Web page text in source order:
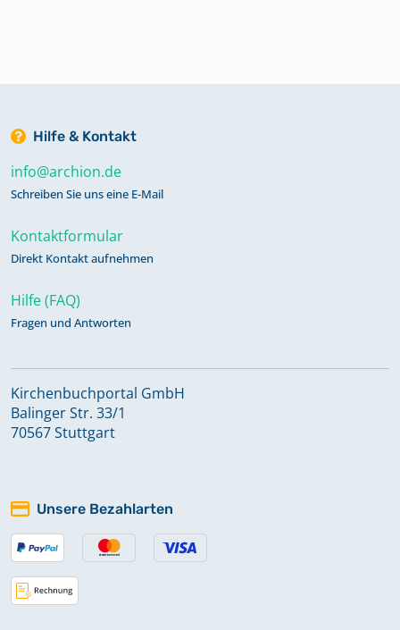
Hilfe & Kontakt
info@archion.de
Schreiben Sie uns eine E-Mail
Kontaktformular
Direkt Kontakt aufnehmen
Hilfe (FAQ)
Fragen und Antworten
Kirchenbuchportal GmbH
Balinger Str. 33/1
70567 Stuttgart
Unsere Bezahlarten